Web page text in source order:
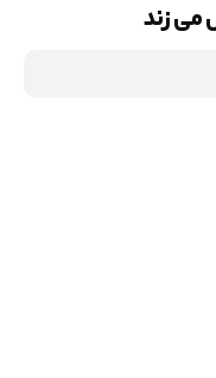
می زند